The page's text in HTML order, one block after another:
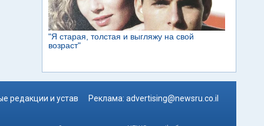
редакции и устав Реклама: advertising@newsru.co.il